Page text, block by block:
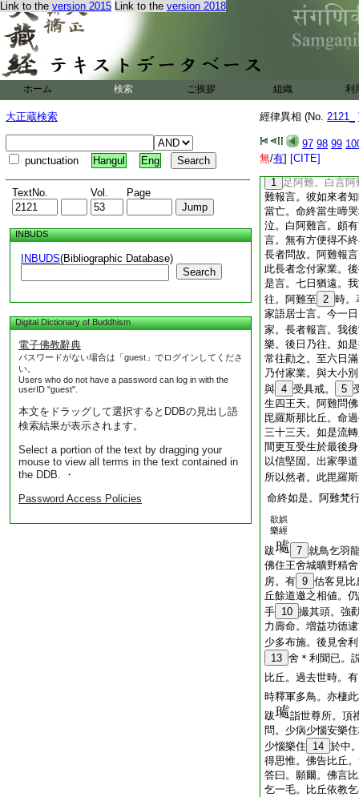
Link to the version 2015 Link to the version 2018
ホーム 検索 ご挨拶 組織 利
大正蔵検索
punctuation Hangul Eng
TextNo. Vol. Page
INBUDS
INBUDS(Bibliographic Database)
Search
Digital Dictionary of Buddhism
電子佛教辭典
パスワードがない場合は「guest」でログインしてくださ
い。
Users who do not have a password can log in with the
userID "guest".
本文をドラッグして選択するとDDBの見出し語
検索結果が表示されます。
Select a portion of the text by dragging your
mouse to view all terms in the text contained in
the DDB. ・
Password Access Policies
經律異相 (No. 2121_
97 98 99
無/有] [CITE]
者。過七日已當命
然者。本造善根於
終生地獄中。阿難
士過此七日命不終
乃得不墮地獄。阿
難所 30
言到家。
事。皆聽阿難使人
語不害人。爾時阿
守門即入。具宣此
1 足阿難。白言
難報言。彼如來者
當亡。命終當生啼
泣。白阿難言。頗
言。無有方便得不
長者問故。阿難報
此長者念付家業。
是言。七日猶遠。
往。阿難至 2 時。
家語居士言。今一
家。長者報言。我
樂。後日乃往。如
常往勸之。至六日
乃付家業。與大小
與 4 受具戒。 5
生四王天。阿難問
毘羅斯那比丘。命
三十三天。如是流
間更互受生於最後
以信堅固。出家學
所以然者。此毘羅
命終如是。阿難梵
欲娯
樂經
跋 7 就鳥乞羽
佛住王舍城曠野精
房。有 9 估客見比
丘餘道邀之相値。
手 10 撮其頭。強
力壽命。増益功徳
少多布施。後見舍
13 舍＊利聞已。
比丘。過去世時。
時釋軍多鳥。亦棲
跋
詣世尊所。頂
問。少病少惱安樂
少惱樂住
14 於中
得思惟。佛告比丘
答曰。願爾。佛言
乞一毛。比丘依教